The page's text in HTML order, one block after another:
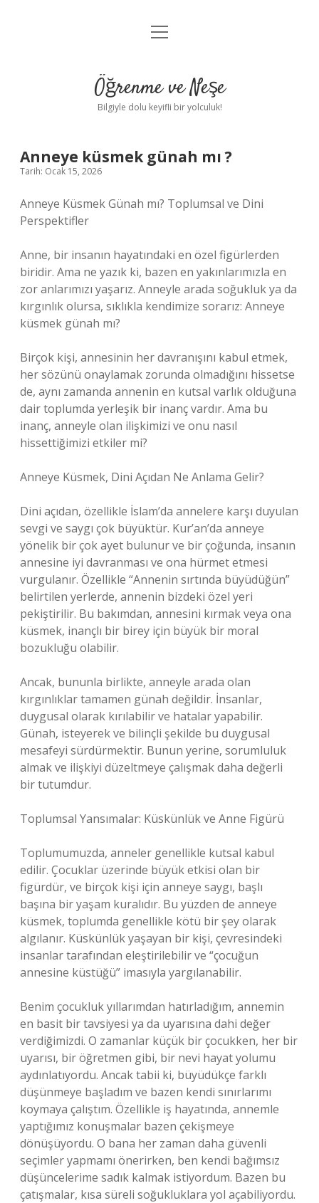
Anasayfa
Yasal Uyarı
menüyü
Öğrenme ve Neşe
Bilgiyle dolu keyifli bir yolculuk!
Anneye küsmek günah mı ?
Tarih: Ocak 15, 2026
Anneye Küsmek Günah mı? Toplumsal ve Dini
Perspektifler
Anne, bir insanın hayatındaki en özel figürlerden
biridir. Ama ne yazık ki, bazen en yakınlarımızla en
zor anlarımızı yaşarız. Anneyle arada soğukluk ya da
kırgınlık olursa, sıklıkla kendimize sorarız: Anneye
küsmek günah mı?
Birçok kişi, annesinin her davranışını kabul etmek,
her sözünü onaylamak zorunda olmadığını hissetse
de, aynı zamanda annenin en kutsal varlık olduğuna
dair toplumda yerleşik bir inanç vardır. Ama bu
inanç, anneyle olan ilişkimizi ve onu nasıl
hissettiğimizi etkiler mi?
Anneye Küsmek, Dini Açıdan Ne Anlama Gelir?
Dini açıdan, özellikle İslam’da annelere karşı duyulan
sevgi ve saygı çok büyüktür. Kur’an’da anneye
yönelik bir çok ayet bulunur ve bir çoğunda, insanın
annesine iyi davranması ve ona hürmet etmesi
vurgulanır. Özellikle “Annenin sırtında büyüdüğün”
belirtilen yerlerde, annenin bizdeki özel yeri
pekiştirilir. Bu bakımdan, annesini kırmak veya ona
küsmek, inançlı bir birey için büyük bir moral
bozukluğu olabilir.
Ancak, bununla birlikte, anneyle arada olan
kırgınlıklar tamamen günah değildir. İnsanlar,
duygusal olarak kırılabilir ve hatalar yapabilir.
Günah, isteyerek ve bilinçli şekilde bu duygusal
mesafeyi sürdürmektir. Bunun yerine, sorumluluk
almak ve ilişkiyi düzeltmeye çalışmak daha değerli
bir tutumdur.
Toplumsal Yansımalar: Küskünlük ve Anne Figürü
Toplumumuzda, anneler genellikle kutsal kabul
edilir. Çocuklar üzerinde büyük etkisi olan bir
figürdür, ve birçok kişi için anneye saygı, başlı
başına bir yaşam kuralıdır. Bu yüzden de anneye
küsmek, toplumda genellikle kötü bir şey olarak
algılanır. Küskünlük yaşayan bir kişi, çevresindeki
insanlar tarafından eleştirilebilir ve “çocuğun
annesine küstüğü” imasıyla yargılanabilir.
Benim çocukluk yıllarımdan hatırladığım, annemin
en basit bir tavsiyesi ya da uyarısına dahi değer
verdiğimizdi. O zamanlar küçük bir çocukken, her bir
uyarısı, bir öğretmen gibi, bir nevi hayat yolumu
aydınlatıyordu. Ancak tabii ki, büyüdükçe farklı
düşünmeye başladım ve bazen kendi sınırlarımı
koymaya çalıştım. Özellikle iş hayatında, annemle
yaptığımız konuşmalar bazen çekişmeye
dönüşüyordu. O bana her zaman daha güvenli
seçimler yapmamı önerirken, ben kendi bağımsız
düşüncelerime sadık kalmak istiyordum. Bazen bu
çatışmalar, kısa süreli soğukluklara yol açabiliyordu.